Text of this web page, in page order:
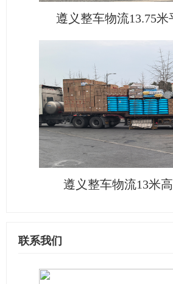
遵义整车物流13.75米
遵义整车物流13米
联系我们